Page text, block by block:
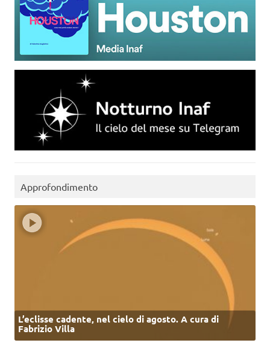
Approfondimento
L’eclisse cadente, nel cielo di agosto. A cura di
Fabrizio Villa